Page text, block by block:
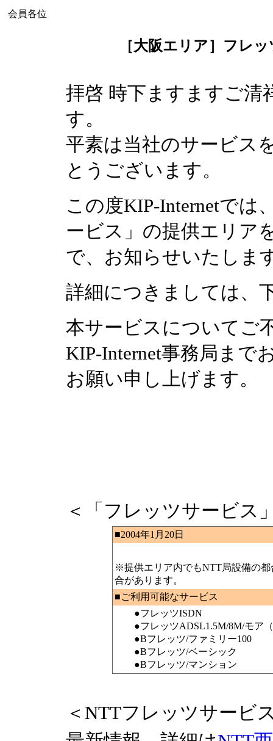
会員各位
［大阪エリア］フレ
拝啓 時下ますますご清
す。
平素は当社のサービス
とうございます。
この度KIP-Internetでは
ービス」の提供エリア
で、お知らせいたしま
詳細につきましては、
本サービスについてご
KIP-Internet事務局まで
お願い申し上げます。
＜「フレッツサービス
■2004年1月20日
※提供エリア内でもNTT局設備の
合があります。
■ご利用可能なサービス
●フレッツISDN
●フレッツADSL1.5M/8M/モア（
●Bフレッツ/ファミリー100
●Bフレッツ/ベーシック
●Bフレッツ/マンション
＜NTTフレッツサービ